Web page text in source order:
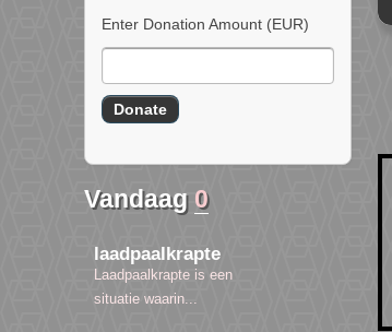
Enter Donation Amount (EUR)
Vandaag 0
laadpaalkrapte
Laadpaalkrapte is een
situatie waarin...